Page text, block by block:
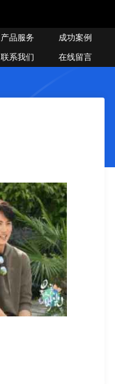
产品服务
成功案例
联系我们 在线留言